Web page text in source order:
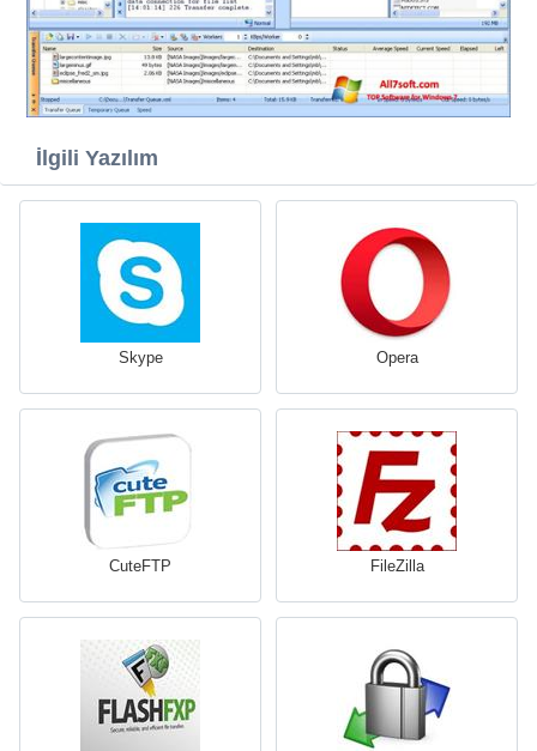
İlgili Yazılım
Skype Opera
CuteFTP FileZilla